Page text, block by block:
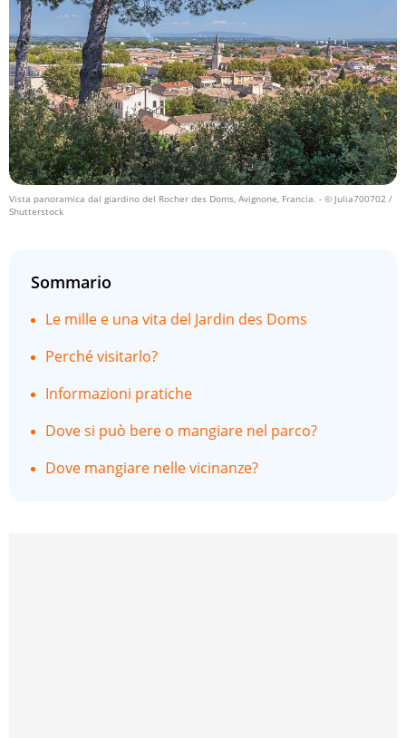
Vista panoramica dal giardino del Rocher des Doms, Avignone, Francia. - © Julia700702 /
Shutterstock
Sommario
Le mille e una vita del Jardin des Doms
Perché visitarlo?
Informazioni pratiche
Dove si può bere o mangiare nel parco?
Dove mangiare nelle vicinanze?